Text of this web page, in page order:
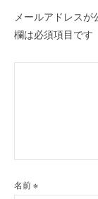
メールアドレスが
欄は必須項目です
名前※